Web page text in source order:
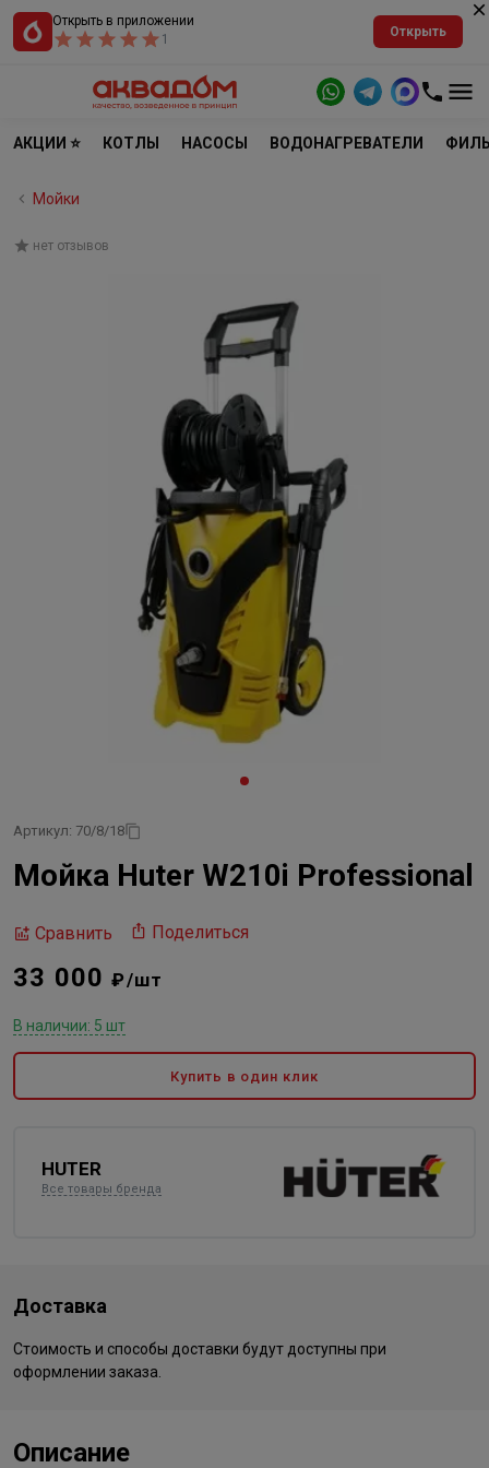
Открыть в приложении
1
Открыть
АКЦИИ ⭐ КОТЛЫ НАСОСЫ ВОДОНАГРЕВАТЕЛИ
Мойки
нет отзывов
Артикул: 70/8/18
Мойка Huter W210i Professional
Сравнить Поделиться
33 000₽/шт
В наличии: 5 шт
Купить в один клик
HUTER
Все товары бренда
Доставка
Стоимость и способы доставки будут доступны при
оформлении заказа.
Описание